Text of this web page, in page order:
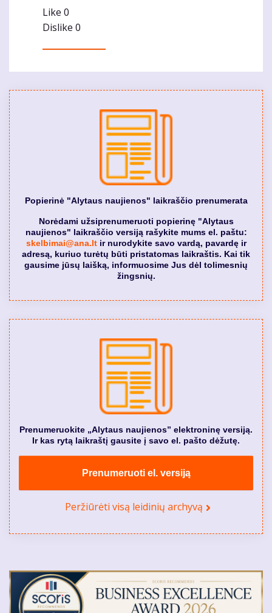
Like 0
Dislike 0
Popierinė "Alytaus naujienos" laikraščio prenumerata
Norėdami užsiprenumeruoti popierinę "Alytaus
naujienos" laikraščio versiją rašykite mums el. paštu:
skelbimai@ana.ltir nurodykite savo vardą, pavardę ir
adresą, kuriuo turėtų būti pristatomas laikraštis. Kai tik
gausime jūsų laišką, informuosime Jus dėl tolimesnių
žingsnių.
Prenumeruokite „Alytaus naujienos” elektroninę versiją.
Ir kas rytą laikraštį gausite į savo el. pašto dėžutę.
Prenumeruoti el. versiją
Peržiūrėti visą leidinių archyvą